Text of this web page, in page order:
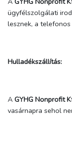
ügyfélszolgálati
lesznek, a
Hulladékszállítás:
A GYHG Nonprofit
vasárnapra sehol